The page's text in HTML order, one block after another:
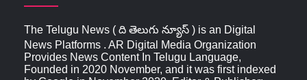
The Telugu News ( ది తెలుగు న్యూస్‌ ) is an Digital
News Platforms . AR Digital Media Organization
Provides News Content In Telugu Language,
Founded in 2020 November, and it was first indexed